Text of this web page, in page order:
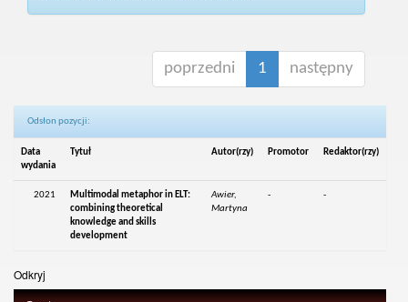
poprzedni 1 następny
Odsłon pozycji:
Data
wydania
Tytuł Autor(rzy) Promotor Redaktor(rzy)
2021
Multimodal metaphor in ELT:
combining theoretical
knowledge and skills
development
Awier,
Martyna
- -
Odkryj